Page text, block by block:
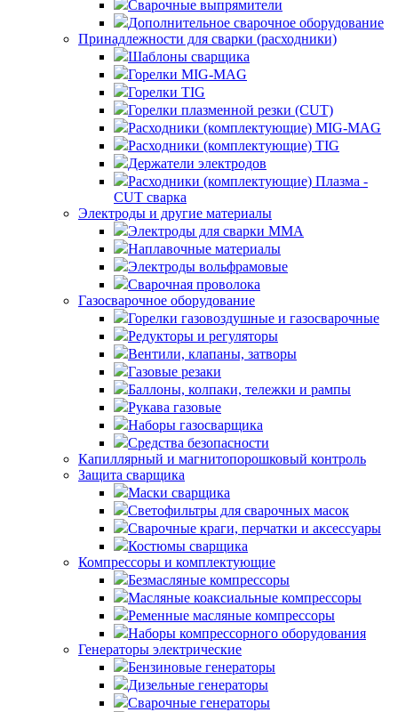
Сварочные выпрямители
Дополнительное сварочное оборудование
Принадлежности для сварки (расходники)
Шаблоны сварщика
Горелки MIG-MAG
Горелки TIG
Горелки плазменной резки (CUT)
Расходники (комплектующие) MIG-MAG
Расходники (комплектующие) TIG
Держатели электродов
Расходники (комплектующие) Плазма -
CUT сварка
Электроды и другие материалы
Электроды для сварки MMA
Наплавочные материалы
Электроды вольфрамовые
Сварочная проволока
Газосварочное оборудование
Горелки газовоздушные и газосварочные
Редукторы и регуляторы
Вентили, клапаны, затворы
Газовые резаки
Баллоны, колпаки, тележки и рампы
Рукава газовые
Наборы газосварщика
Средства безопасности
Капиллярный и магнитопорошковый контроль
Защита сварщика
Маски сварщика
Светофильтры для сварочных масок
Сварочные краги, перчатки и аксессуары
Костюмы сварщика
Компрессоры и комплектующие
Безмасляные компрессоры
Масляные коаксиальные компрессоры
Ременные масляные компрессоры
Наборы компрессорного оборудования
Генераторы электрические
Бензиновые генераторы
Дизельные генераторы
Сварочные генераторы